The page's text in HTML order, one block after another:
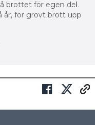
brottet för egen del.
år, för grovt brott upp